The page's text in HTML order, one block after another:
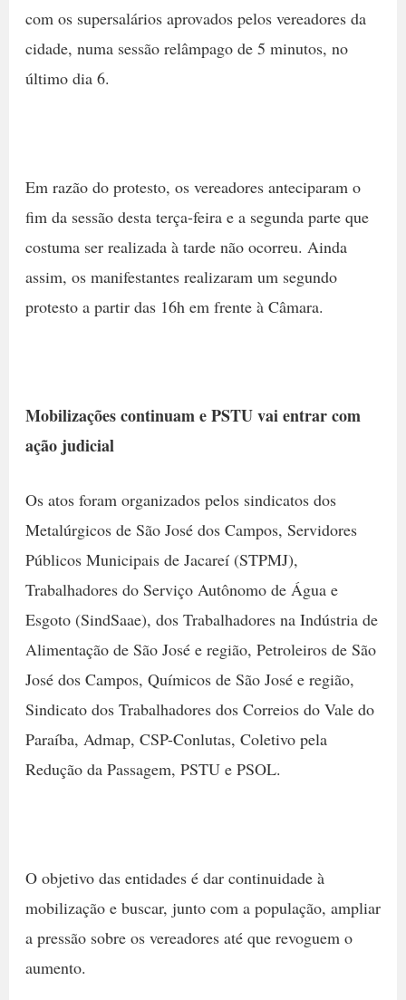
com os supersalários aprovados pelos vereadores da
cidade, numa sessão relâmpago de 5 minutos, no
último dia 6.
Em razão do protesto, os vereadores anteciparam o
fim da sessão desta terça-feira e a segunda parte que
costuma ser realizada à tarde não ocorreu. Ainda
assim, os manifestantes realizaram um segundo
protesto a partir das 16h em frente à Câmara.
Mobilizações continuam e PSTU vai entrar com
ação judicial
Os atos foram organizados pelos sindicatos dos
Metalúrgicos de São José dos Campos, Servidores
Públicos Municipais de Jacareí (STPMJ),
Trabalhadores do Serviço Autônomo de Água e
Esgoto (SindSaae), dos Trabalhadores na Indústria de
Alimentação de São José e região, Petroleiros de São
José dos Campos, Químicos de São José e região,
Sindicato dos Trabalhadores dos Correios do Vale do
Paraíba, Admap, CSP-Conlutas, Coletivo pela
Redução da Passagem, PSTU e PSOL.
O objetivo das entidades é dar continuidade à
mobilização e buscar, junto com a população, ampliar
a pressão sobre os vereadores até que revoguem o
aumento.